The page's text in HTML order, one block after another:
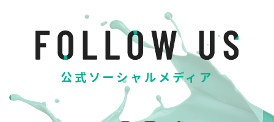
公式ソーシャルメディア